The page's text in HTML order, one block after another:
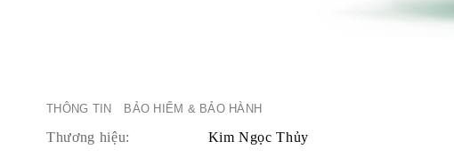
THÔNG TIN BẢO HIỂM & BẢO HÀNH
Thương hiệu: Kim Ngọc Thủy